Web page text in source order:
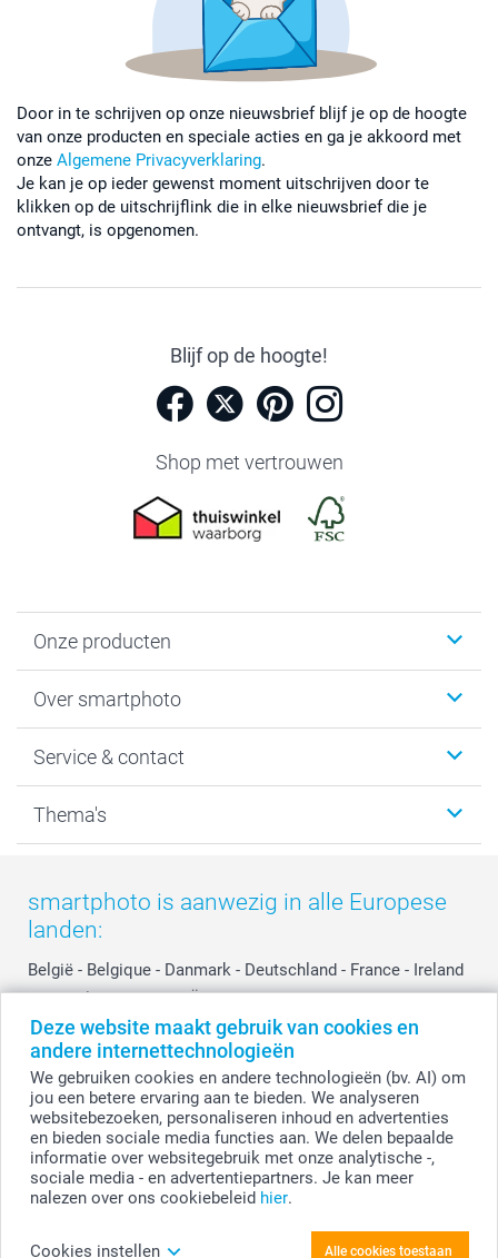
Deze website maakt gebruik van cookies en
andere internettechnologieën
We gebruiken cookies en andere technologieën (bv. AI) om
jou een betere ervaring aan te bieden. We analyseren
websitebezoeken, personaliseren inhoud en advertenties
en bieden sociale media functies aan. We delen bepaalde
informatie over websitegebruik met onze analytische -,
sociale media - en advertentiepartners. Je kan meer
nalezen over ons cookiebeleid hier.
Cookies instellen Alle cookies toestaan
Door in te schrijven op onze nieuwsbrief blijf je op de hoogte
van onze producten en speciale acties en ga je akkoord met
onze Algemene Privacyverklaring.
Je kan je op ieder gewenst moment uitschrijven door te
klikken op de uitschrijflink die in elke nieuwsbrief die je
ontvangt, is opgenomen.
Blijf op de hoogte!
Shop met vertrouwen
Onze producten
Fotoboeken
Fotocadeaus
Kaarten
Over smartphoto
Vacatures
Bestelproces
Privacy
Cookiebeleid
Reviews
Prijslijst
Investor Relations
Service & contact
Tevredenheidsgarantie
smartbonus
smartfriends
service@smartphoto.nl
Affiliate partnerprogramma
Partnerships
Influencer partnerprogramma
Thema's
Moederdag
Vaderdag
Huwelijk
smartphoto is aanwezig in alle Europese
landen:
België - Belgique - Danmark - Deutschland - France - Ireland
- Nederland - Norge - Österreich - Schweiz - Suisse -
Switzerland - Suomi - Sverige - United Kingdom -
Other Countries
Alle prijzen zijn in EURO (€) inclusief BTW en exclusief verzendkosten.